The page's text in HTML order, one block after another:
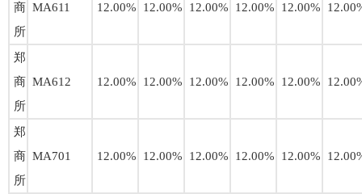
商
所
MA611 12.00% 12.00% 12.00% 12.00% 12.00%
郑
商
所
MA612 12.00% 12.00% 12.00% 12.00% 12.00%
郑
商
所
MA701 12.00% 12.00% 12.00% 12.00% 12.00%